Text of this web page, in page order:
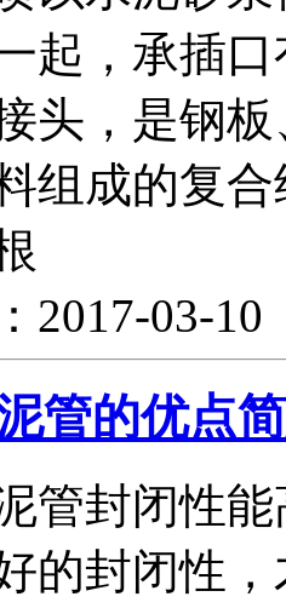
起，承插
头，是钢
组成的复
2017-03-
管的优点
管封闭性
的封闭性